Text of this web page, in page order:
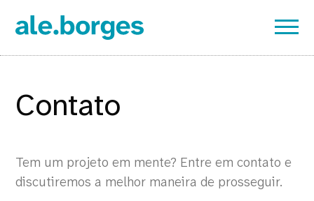
Contato
Tem um projeto em mente? Entre em contato e
discutiremos a melhor maneira de prosseguir.